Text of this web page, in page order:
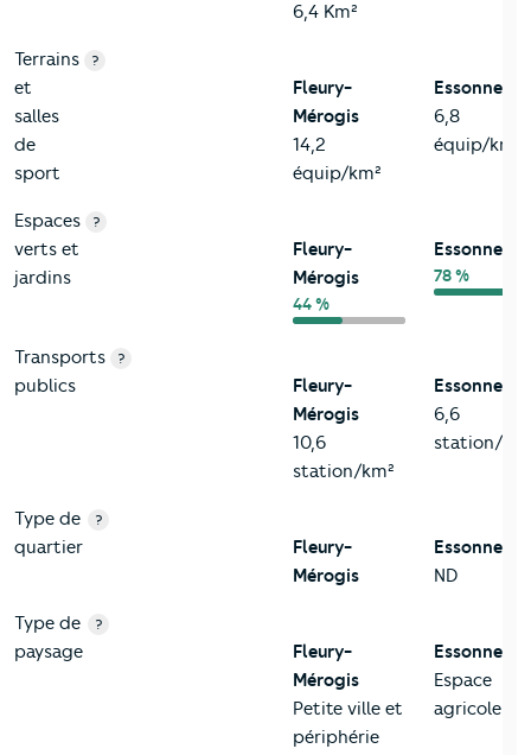
6,4 Km²
Terrains
et
salles
de
sport
?
Fleury-
Mérogis
14,2
équip/km²
Essonne
6,8
équip/km²
Espaces
verts et
jardins
?
Fleury-
Mérogis
44 %
Essonne
78 %
Transports
publics
?
Fleury-
Mérogis
10,6
station/km²
Essonne
6,6
station/
Type de
quartier
?
Fleury-
Mérogis
Essonne
ND
Type de
paysage
?
Fleury-
Mérogis
Petite ville et
périphérie
Essonne
Espace
agricole